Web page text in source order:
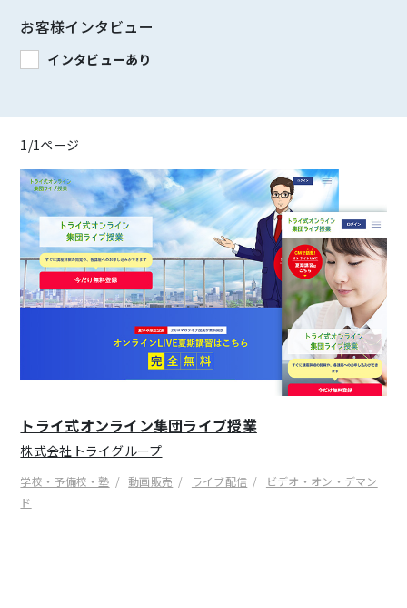
お客様インタビュー
インタビューあり
1/1ページ
トライ式オンライン集団ライブ授業
株式会社トライグループ
学校・予備校・塾 動画販売 ライブ配信
ビデオ・オン・デマン
ド